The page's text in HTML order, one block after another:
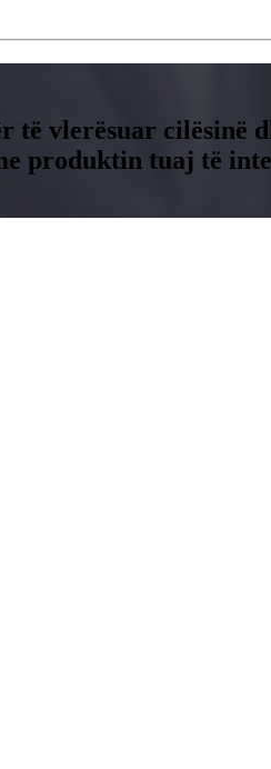
vlerësuar cilësinë
produktin tuaj të